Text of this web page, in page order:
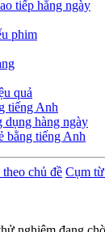
tiếp hằng ngày
phim
quả
tiếng Anh
dụng hàng ngày
bằng tiếng Anh
chủ đề Cụm